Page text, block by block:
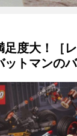
足度大！［
ットマンの